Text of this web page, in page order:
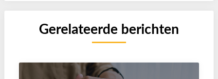
Gerelateerde berichten